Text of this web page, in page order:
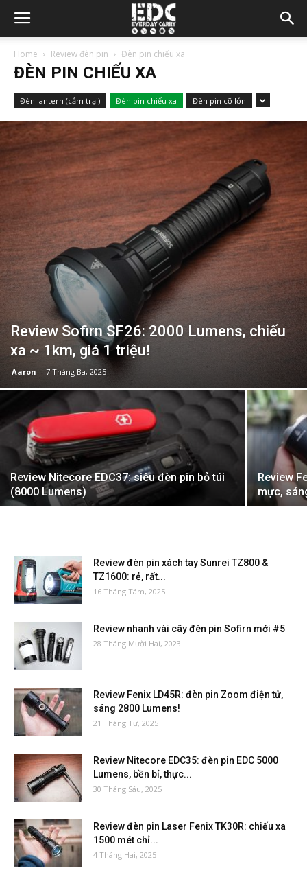
Home Review đèn pin Đèn pin chiếu xa
ĐÈN PIN CHIẾU XA
Đèn lantern (cắm trại) Đèn pin chiếu xa Đèn pin cỡ lớn
Review Sofirn SF26: 2000 Lumens, chiếu
xa ~ 1km, giá 1 triệu!
Aaron - 7 Tháng Ba, 2025
Review Nitecore EDC37: siêu đèn pin bỏ túi
(8000 Lumens)
Review
mực,
Review đèn pin xách tay Sunrei TZ800 &
TZ1600: rẻ, rất...
16 Tháng Tám, 2025
Review nhanh vài cây đèn pin Sofirn mới #5
28 Tháng Mười Hai, 2023
Review Fenix LD45R: đèn pin Zoom điện tử,
sáng 2800 Lumens!
21 Tháng Tư, 2025
Review Nitecore EDC35: đèn pin EDC 5000
Lumens, bền bỉ, thực...
30 Tháng Sáu, 2025
Review đèn pin Laser Fenix TK30R: chiếu xa
1500 mét chỉ...
4 Tháng Hai, 2025